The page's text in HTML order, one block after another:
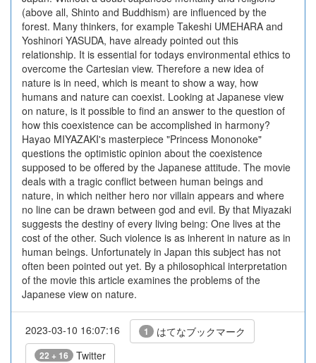
(above all, Shinto and Buddhism) are influenced by the
forest. Many thinkers, for example Takeshi UMEHARA and
Yoshinori YASUDA, have already pointed out this
relationship. It is essential for todays environmental ethics to
overcome the Cartesian view. Therefore a new idea of
nature is in need, which is meant to show a way, how
humans and nature can coexist. Looking at Japanese view
on nature, is it possible to find an answer to the question of
how this coexistence can be accomplished in harmony?
Hayao MIYAZAKI's masterpiece "Princess Mononoke"
questions the optimistic opinion about the coexistence
supposed to be offered by the Japanese attitude. The movie
deals with a tragic conflict between human beings and
nature, in which neither hero nor villain appears and where
no line can be drawn between god and evil. By that Miyazaki
suggests the destiny of every living being: One lives at the
cost of the other. Such violence is as inherent in nature as in
human beings. Unfortunately in Japan this subject has not
often been pointed out yet. By a philosophical interpretation
of the movie this article examines the problems of the
Japanese view on nature.
2023-03-10 16:07:16 1 はてなブックマーク
22 + 16 Twitter